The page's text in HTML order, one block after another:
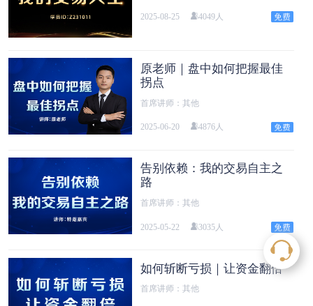
2025-08-25 4049人
原老师｜盘中如何把握最佳
拐点
首席讲师：其他
2025-06-20 4876人
告别依赖：我的交易自主之
路
首席讲师：其他
2025-05-22 3035人
如何斩断亏损｜让资金翻倍
首席讲师：其他